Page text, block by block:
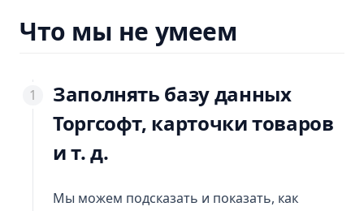
Что мы не умеем
Заполнять базу данных
Торгсофт, карточки товаров
и т. д.
Мы можем подсказать и показать, как